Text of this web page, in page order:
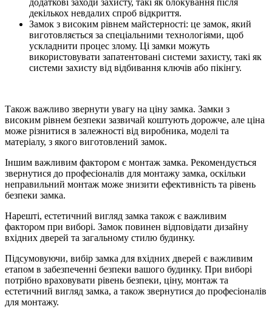
додаткові заходи захисту, такі як блокування після
декількох невдалих спроб відкриття.
Замок з високим рівнем майстерності: це замок, який
виготовляється за спеціальними технологіями, щоб
ускладнити процес злому. Ці замки можуть
використовувати запатентовані системи захисту, такі як
системи захисту від відбивання ключів або пікінгу.
Також важливо звернути увагу на ціну замка. Замки з
високим рівнем безпеки зазвичай коштують дорожче, але ціна
може різнитися в залежності від виробника, моделі та
матеріалу, з якого виготовлений замок.
Іншим важливим фактором є монтаж замка. Рекомендується
звернутися до професіоналів для монтажу замка, оскільки
неправильний монтаж може знизити ефективність та рівень
безпеки замка.
Нарешті, естетичний вигляд замка також є важливим
фактором при виборі. Замок повинен відповідати дизайну
вхідних дверей та загальному стилю будинку.
Підсумовуючи, вибір замка для вхідних дверей є важливим
етапом в забезпеченні безпеки вашого будинку. При виборі
потрібно враховувати рівень безпеки, ціну, монтаж та
естетичний вигляд замка, а також звернутися до професіоналів
для монтажу.